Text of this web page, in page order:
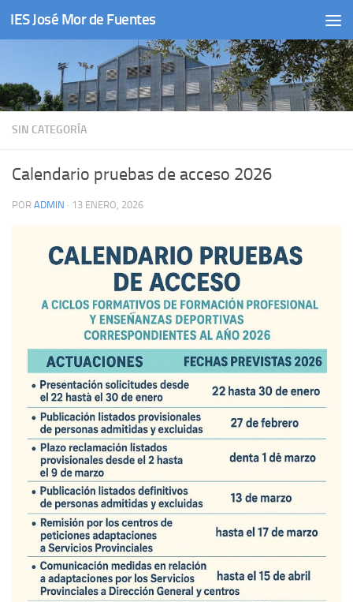
Saltar al contenido
IES José Mor de Fuentes
SIN CATEGORÍA
Calendario pruebas de acceso 2026
POR ADMIN · 13 ENERO, 2026